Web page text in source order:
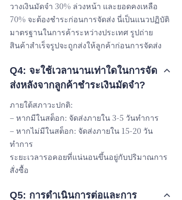
วางเงินมัดจำ 30% ล่วงหน้า และยอดคงเหลือ
70% จะต้องชำระก่อนการจัดส่ง นี่เป็นแนวปฏิบัติ
มาตรฐานในการค้าระหว่างประเทศ รูปถ่าย
สินค้าสำเร็จรูปจะถูกส่งให้ลูกค้าก่อนการจัดส่ง
Q4: จะใช้เวลานานเท่าใดในการจัด
ส่งหลังจากลูกค้าชำระเงินมัดจำ?
ภายใต้สภาวะปกติ:
– หากมีในสต็อก: จัดส่งภายใน 3-5 วันทำการ
– หากไม่มีในสต็อก: จัดส่งภายใน 15-20 วัน
ทำการ
ระยะเวลารอคอยที่แน่นอนขึ้นอยู่กับปริมาณการ
สั่งซื้อ
Q5: การดำเนินการต่อและการ